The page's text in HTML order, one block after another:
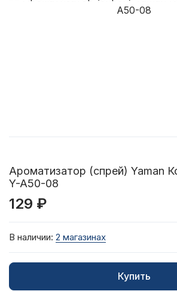
Ароматизатор (спрей) Yaman
Y-A50-08
129 ₽
В наличии: 2 магазинах
Купить